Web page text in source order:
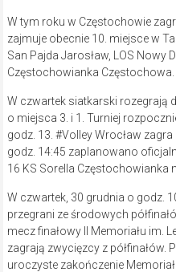
W tym roku w Częstochowie
zajmuje obecnie 10. miejsce w
San Pajda Jarosław, LOS Nowy
Częstochowianka Częstochowa.
W czwartek siatkarski rozegrają
o miejsca 3. i 1. Turniej
godz. 13. #Volley Wrocław
godz. 14:45 zaplanowano
16 KS Sorella Częstochowianka
W czwartek, 30 grudnia o godz.
przegrani ze środowych
mecz finałowy II Memoriału im.
zagrają zwycięzcy z półfinałów.
uroczyste zakończenie